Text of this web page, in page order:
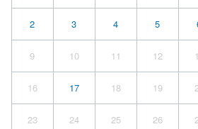
2 3 4 5
9 10 11 12
16 17 18 19
23 24 25 26